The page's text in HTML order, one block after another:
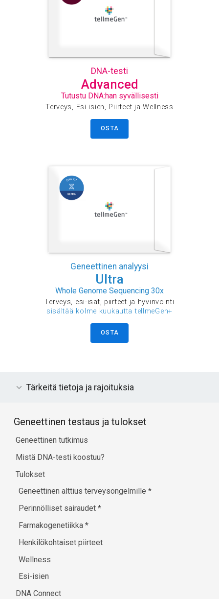
DNA-testi
Advanced
Tutustu DNA:han syvällisesti
Terveys, Esi-isien, Piirteet ja Wellness
OSTA
Geneettinen analyysi
Ultra
Whole Genome Sequencing 30x
Terveys, esi-isät, piirteet ja hyvinvointi
sisältää kolme kuukautta tellmeGen+
OSTA
Tärkeitä tietoja ja rajoituksia
Geneettinen testaus ja tulokset
Geneettinen tutkimus
Mistä DNA-testi koostuu?
Tulokset
Geneettinen alttius terveysongelmille*
Perinnölliset sairaudet*
Farmakogenetiikka*
Henkilökohtaiset piirteet
Wellness
Esi-isien
DNA Connect